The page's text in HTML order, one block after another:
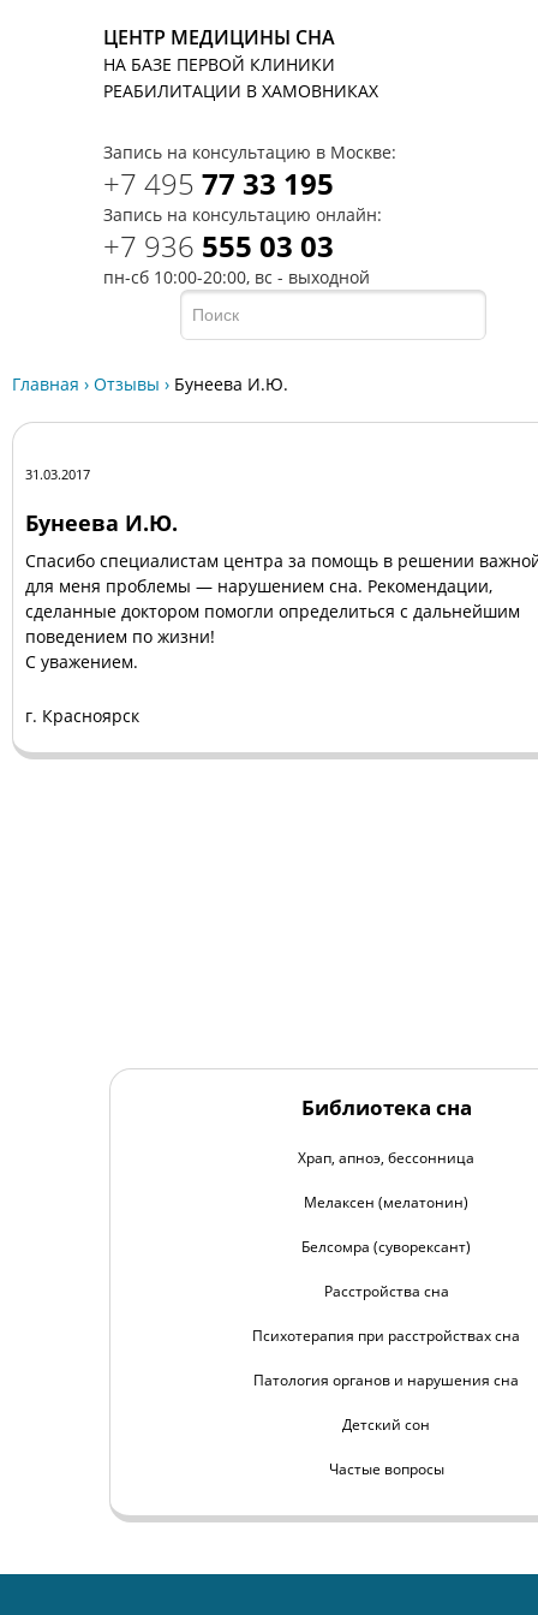
ЦЕНТР МЕДИЦИНЫ СНА
НА БАЗЕ ПЕРВОЙ КЛИНИКИ
РЕАБИЛИТАЦИИ В ХАМОВНИКАХ
Запись на консультацию в Москве:
+7 495 77 33 195
Запись на консультацию онлайн:
+7 936 555 03 03
пн-сб 10:00-20:00, вс - выходной
Главная › Отзывы › Бунеева И.Ю.
31.03.2017
Бунеева И.Ю.
Спасибо специалистам центра за помощь в решении
для меня проблемы — нарушением сна. Рекомендации,
сделанные доктором помогли определиться с дальнейшим
поведением по жизни!
С уважением.
г. Красноярск
Библиотека сна
Храп, апноэ, бессонница
Мелаксен (мелатонин)
Белсомра (суворексант)
Расстройства сна
Психотерапия при расстройствах сна
Патология органов и нарушения сна
Детский сон
Частые вопросы